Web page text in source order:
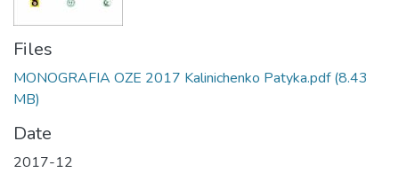
Files
MONOGRAFIA OZE 2017 Kalinichenko Patyka.pdf(8.43
MB)
Date
2017-12